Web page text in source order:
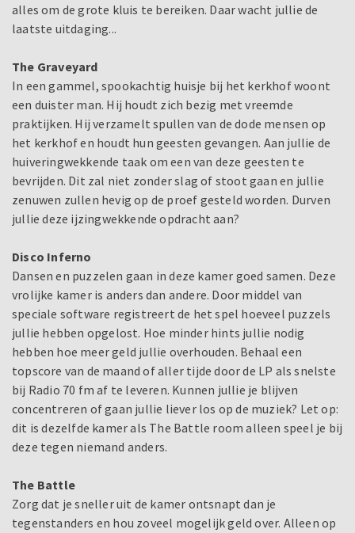
alles om de grote kluis te bereiken. Daar wacht jullie de
laatste uitdaging...
The Graveyard
In een gammel, spookachtig huisje bij het kerkhof woont
een duister man. Hij houdt zich bezig met vreemde
praktijken. Hij verzamelt spullen van de dode mensen op
het kerkhof en houdt hun geesten gevangen. Aan jullie de
huiveringwekkende taak om een van deze geesten te
bevrijden. Dit zal niet zonder slag of stoot gaan en jullie
zenuwen zullen hevig op de proef gesteld worden. Durven
jullie deze ijzingwekkende opdracht aan?
Disco Inferno
Dansen en puzzelen gaan in deze kamer goed samen. Deze
vrolijke kamer is anders dan andere. Door middel van
speciale software registreert de het spel hoeveel puzzels
jullie hebben opgelost. Hoe minder hints jullie nodig
hebben hoe meer geld jullie overhouden. Behaal een
topscore van de maand of aller tijde door de LP als snelste
bij Radio 70 fm af te leveren. Kunnen jullie je blijven
concentreren of gaan jullie liever los op de muziek? Let op:
dit is dezelfde kamer als The Battle room alleen speel je bij
deze tegen niemand anders.
The Battle
Zorg dat je sneller uit de kamer ontsnapt dan je
tegenstanders en hou zoveel mogelijk geld over. Alleen op